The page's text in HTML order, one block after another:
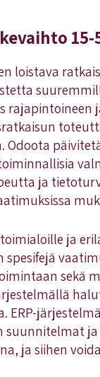
15-
loistava
rajapintoineen
ja
ja
sekä
ERP-
suunnitelmat
ja siihen